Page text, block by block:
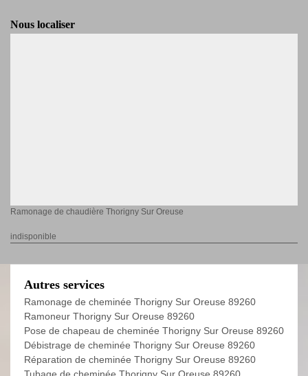
Nous localiser
Ramonage de chaudière Thorigny Sur Oreuse
indisponible
Autres services
Ramonage de cheminée Thorigny Sur Oreuse 89260
Ramoneur Thorigny Sur Oreuse 89260
Pose de chapeau de cheminée Thorigny Sur Oreuse 89260
Débistrage de cheminée Thorigny Sur Oreuse 89260
Réparation de cheminée Thorigny Sur Oreuse 89260